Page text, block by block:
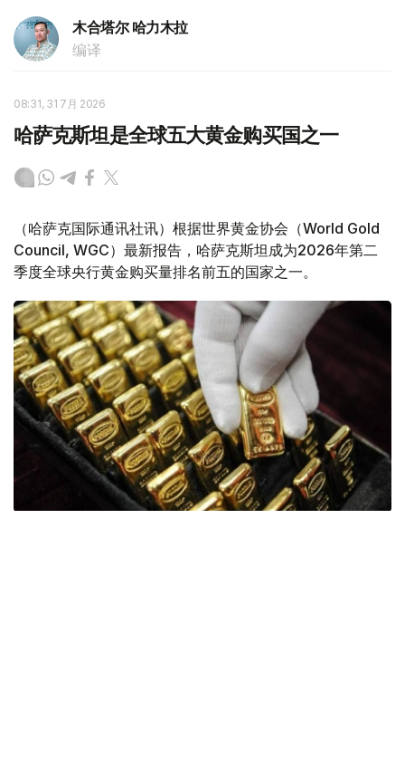
木合塔尔 哈力木拉
编译
08:31, 31 7月 2026
哈萨克斯坦是全球五大黄金购买国之一
（哈萨克国际通讯社讯）根据世界黄金协会（World Gold
Council, WGC）最新报告，哈萨克斯坦成为2026年第二
季度全球央行黄金购买量排名前五的国家之一。